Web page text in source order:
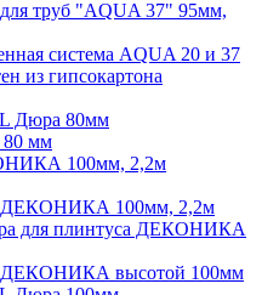
труб "AQUA 37" 95мм,
система AQUA 20 и 37
из гипсокартона
Дюра 80мм
80 мм
100мм, 2,2м
ДЕКОНИКА 100мм, 2,2м
для плинтуса ДЕКОНИКА
ДЕКОНИКА высотой 100мм